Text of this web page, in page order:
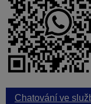
Chatování ve